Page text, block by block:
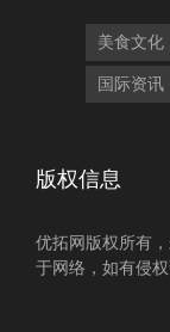
美食文化
国际资讯
版权信息
优拓网版权所有
于网络，如有侵权